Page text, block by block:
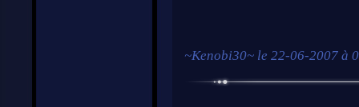
~Kenobi30~ le 22-06-2007 à